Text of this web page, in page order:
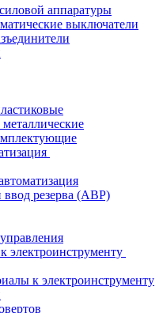
аппаратуры
выключатели
ввод резерва (АВР)
электроинструменту
к электроинструменту